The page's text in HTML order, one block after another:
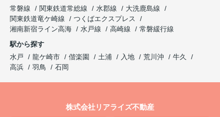
常磐線
関東鉄道常総線 水郡線
大洗鹿島線
関東鉄道竜ケ崎線
つくばエクスプレス
湘南新宿ライン高海
水戸線 高崎線
常磐緩行線
駅から探す
水戸
龍ケ崎市 偕楽園 土浦 入地 荒川沖
牛久
高浜
羽鳥 石岡
株式会社リアライズ不動産